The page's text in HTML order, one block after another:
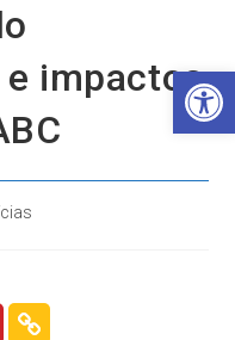
Barra de Ferramentas Aberta
e impactos